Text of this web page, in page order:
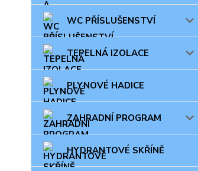
WC PŘÍSLUŠENSTVÍ
TEPELNÁ IZOLACE
PLYNOVÉ HADICE
ZAHRADNÍ PROGRAM
HYDRANTOVÉ SKŘÍNĚ